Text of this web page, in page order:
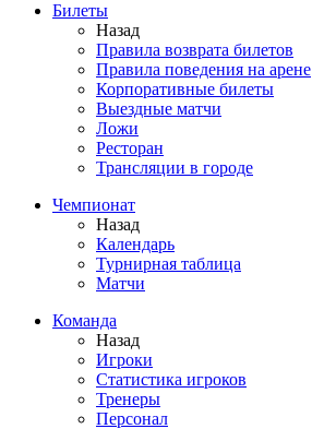
Билеты
Назад
Правила возврата билетов
Правила поведения на арене
Корпоративные билеты
Выездные матчи
Ложи
Ресторан
Трансляции в городе
Чемпионат
Назад
Календарь
Турнирная таблица
Матчи
Команда
Назад
Игроки
Статистика игроков
Тренеры
Персонал